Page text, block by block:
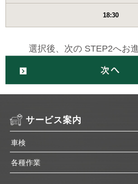
18:30
選択後、次の STEP2へお
サービス案内
車検
各種作業